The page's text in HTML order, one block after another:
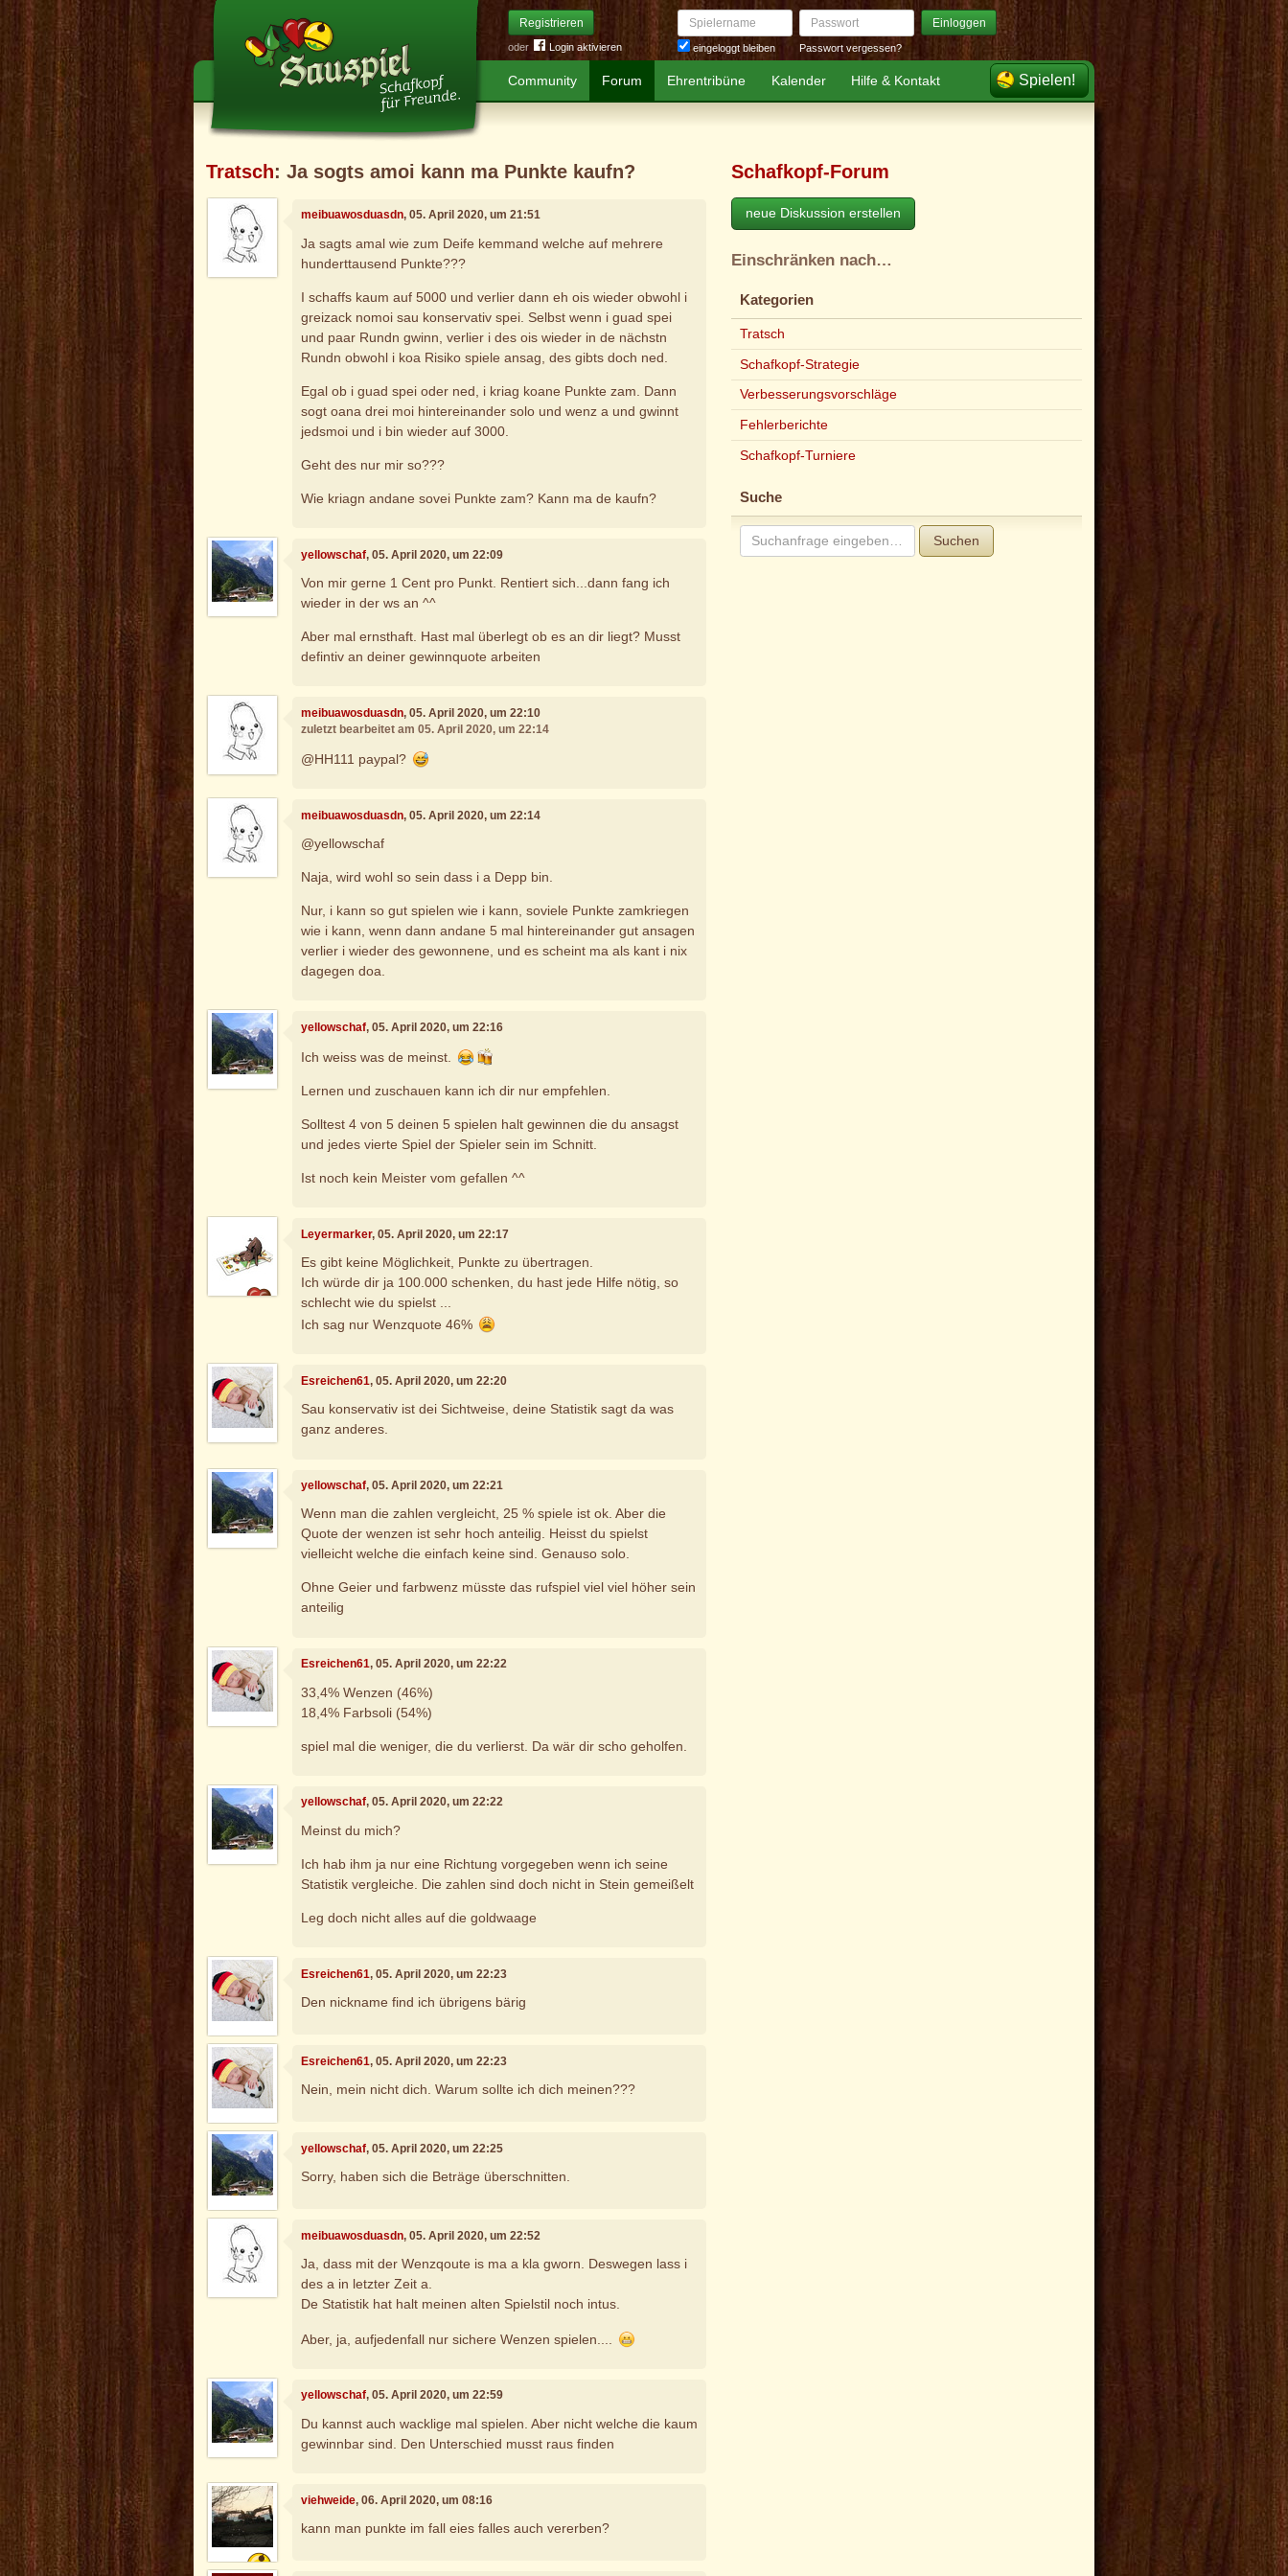
Registrieren
oder Login aktivieren
Spielername
eingeloggt bleiben
Passwort Einloggen
Passwort vergessen?
Community Forum Ehrentribüne Kalender Hilfe & Kontakt Spielen!
Tratsch: Ja sogts amoi kann ma Punkte kaufn?
meibuawosduasdn, 05. April 2020, um 21:51
Ja sagts amal wie zum Deife kemmand welche auf mehrere
hunderttausend Punkte???
I schaffs kaum auf 5000 und verlier dann eh ois wieder obwohl i
greizack nomoi sau konservativ spei. Selbst wenn i guad spei
und paar Rundn gwinn, verlier i des ois wieder in de nächstn
Rundn obwohl i koa Risiko spiele ansag, des gibts doch ned.
Egal ob i guad spei oder ned, i kriag koane Punkte zam. Dann
sogt oana drei moi hintereinander solo und wenz a und gwinnt
jedsmoi und i bin wieder auf 3000.
Geht des nur mir so???
Wie kriagn andane sovei Punkte zam? Kann ma de kaufn?
yellowschaf, 05. April 2020, um 22:09
Von mir gerne 1 Cent pro Punkt. Rentiert sich...dann fang ich
wieder in der ws an ^^
Aber mal ernsthaft. Hast mal überlegt ob es an dir liegt? Musst
defintiv an deiner gewinnquote arbeiten
meibuawosduasdn, 05. April 2020, um 22:10
zuletzt bearbeitet am 05. April 2020, um 22:14
@HH111 paypal?
meibuawosduasdn, 05. April 2020, um 22:14
@yellowschaf
Naja, wird wohl so sein dass i a Depp bin.
Nur, i kann so gut spielen wie i kann, soviele Punkte zamkriegen
wie i kann, wenn dann andane 5 mal hintereinander gut ansagen
verlier i wieder des gewonnene, und es scheint ma als kant i nix
dagegen doa.
yellowschaf, 05. April 2020, um 22:16
Ich weiss was de meinst.
Lernen und zuschauen kann ich dir nur empfehlen.
Solltest 4 von 5 deinen 5 spielen halt gewinnen die du ansagst
und jedes vierte Spiel der Spieler sein im Schnitt.
Ist noch kein Meister vom gefallen ^^
Leyermarker, 05. April 2020, um 22:17
Es gibt keine Möglichkeit, Punkte zu übertragen.
Ich würde dir ja 100.000 schenken, du hast jede Hilfe nötig, so
schlecht wie du spielst ...
Ich sag nur Wenzquote 46%
Esreichen61, 05. April 2020, um 22:20
Sau konservativ ist dei Sichtweise, deine Statistik sagt da was
ganz anderes.
yellowschaf, 05. April 2020, um 22:21
Wenn man die zahlen vergleicht, 25 % spiele ist ok. Aber die
Quote der wenzen ist sehr hoch anteilig. Heisst du spielst
vielleicht welche die einfach keine sind. Genauso solo.
Ohne Geier und farbwenz müsste das rufspiel viel viel höher sein
anteilig
Esreichen61, 05. April 2020, um 22:22
33,4% Wenzen (46%)
18,4% Farbsoli (54%)
spiel mal die weniger, die du verlierst. Da wär dir scho geholfen.
yellowschaf, 05. April 2020, um 22:22
Meinst du mich?
Ich hab ihm ja nur eine Richtung vorgegeben wenn ich seine
Statistik vergleiche. Die zahlen sind doch nicht in Stein gemeißelt
Leg doch nicht alles auf die goldwaage
Esreichen61, 05. April 2020, um 22:23
Den nickname find ich übrigens bärig
Esreichen61, 05. April 2020, um 22:23
Nein, mein nicht dich. Warum sollte ich dich meinen???
yellowschaf, 05. April 2020, um 22:25
Sorry, haben sich die Beträge überschnitten.
meibuawosduasdn, 05. April 2020, um 22:52
Ja, dass mit der Wenzqoute is ma a kla gworn. Deswegen lass i
des a in letzter Zeit a.
De Statistik hat halt meinen alten Spielstil noch intus.
Aber, ja, aufjedenfall nur sichere Wenzen spielen....
yellowschaf, 05. April 2020, um 22:59
Du kannst auch wacklige mal spielen. Aber nicht welche die kaum
gewinnbar sind. Den Unterschied musst raus finden
viehweide, 06. April 2020, um 08:16
kann man punkte im fall eies falles auch vererben?
Schafkopf-Forum
neue Diskussion erstellen
Einschränken nach…
Kategorien
Tratsch
Schafkopf-Strategie
Verbesserungsvorschläge
Fehlerberichte
Schafkopf-Turniere
Suche
Suchen